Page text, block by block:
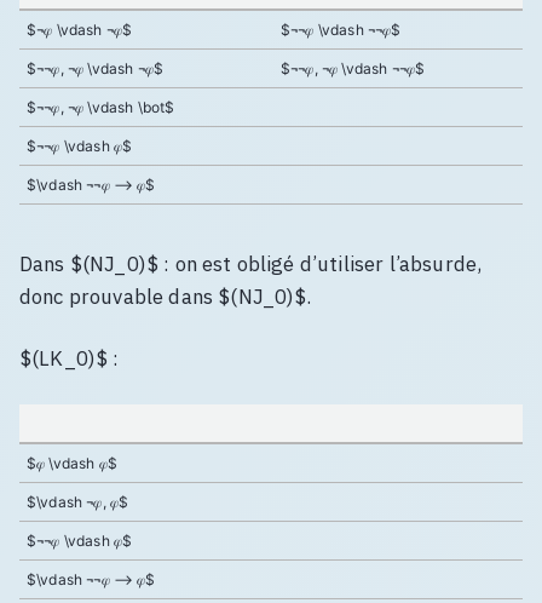
$¬𝜑 \vdash ¬𝜑$ $¬¬𝜑 \vdash ¬¬𝜑$
$¬¬𝜑, ¬𝜑 \vdash ¬𝜑$ $¬¬𝜑, ¬𝜑 \vdash ¬¬𝜑$
$¬¬𝜑, ¬𝜑 \vdash \bot$
$¬¬𝜑 \vdash 𝜑$
$\vdash ¬¬𝜑 ⟶ 𝜑$
Dans $(NJ_0)$ : on est obligé d’utiliser l’absurde,
donc prouvable dans $(NJ_0)$.
$(LK_0)$ :
$𝜑 \vdash 𝜑$
$\vdash ¬𝜑, 𝜑$
$¬¬𝜑 \vdash 𝜑$
$\vdash ¬¬𝜑 ⟶ 𝜑$